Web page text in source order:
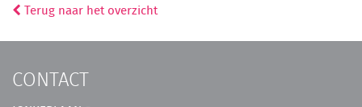
Terug naar het overzicht
CONTACT